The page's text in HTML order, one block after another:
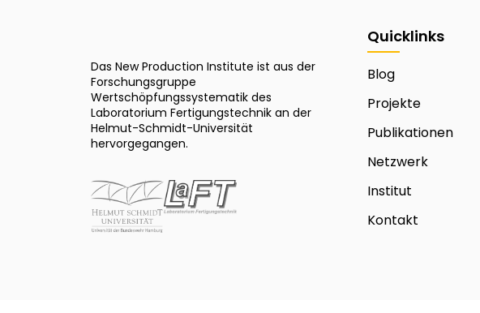
Das New Production Institute ist aus der
Forschungsgruppe
Wertschöpfungssystematik des
Laboratorium Fertigungstechnik an der
Helmut-Schmidt-Universität
hervorgegangen.
Quicklinks
Blog
Projekte
Publikationen
Netzwerk
Institut
Kontakt